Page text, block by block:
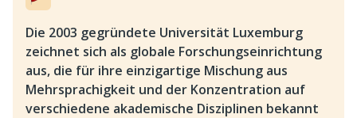
Die 2003 gegründete Universität Luxemburg
zeichnet sich als globale Forschungseinrichtung
aus, die für ihre einzigartige Mischung aus
Mehrsprachigkeit und der Konzentration auf
verschiedene akademische Disziplinen bekannt